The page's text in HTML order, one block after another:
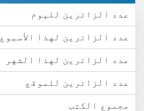
عدد الزائرين لليوم
عدد الزائرين لهذا الأسبوع
عدد الزائرين لهذا الشهر
عدد الزائرين للموقع
مجموع الكتب